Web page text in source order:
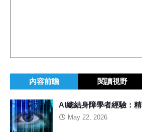
內容前瞻 閱讀視野
AI總結身障學者經驗：
May 22, 2026